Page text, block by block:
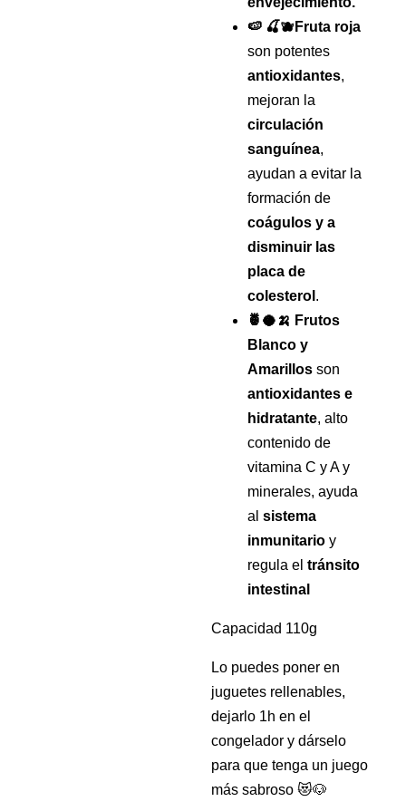
🍉 🍒🫐Fruta roja
son potentes
antioxidantes,
mejoran la
circulación
sanguínea,
ayudan a evitar la
formación de
coágulos y a
disminuir las
placa de
colesterol .
🍍🥥🍌 Frutos
Blanco y
Amarillos son
antioxidantes e
hidratante, alto
contenido de
vitamina C y A y
minerales, ayuda
alsistema
inmunitario y
regula eltránsito
intestinal
Capacidad 110g
Lo puedes poner en
juguetes rellenables,
dejarlo 1h en el
congelador y dárselo
para que tenga un juego
más sabroso 😻🐶